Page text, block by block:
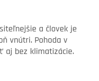
a človek je
vnútri. Pohoda v
aj bez klimatizácie.